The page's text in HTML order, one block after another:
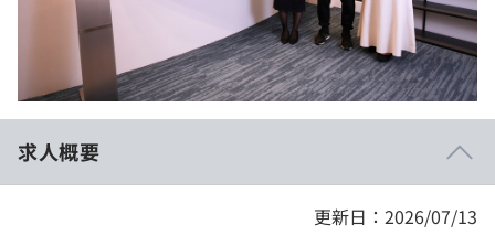
法人向けプラン
学校向けプラン
求人概要
更新日：2026/07/13